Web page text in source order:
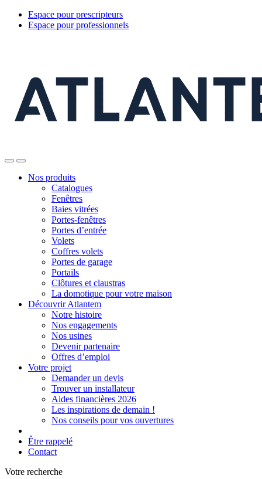
Espace pour prescripteurs
Espace pour professionnels
Nos produits
Catalogues
Fenêtres
Baies vitrées
Portes-fenêtres
Portes d’entrée
Volets
Coffres volets
Portes de garage
Portails
Clôtures et claustras
La domotique pour votre maison
Découvrir Atlantem
Notre histoire
Nos engagements
Nos usines
Devenir partenaire
Offres d’emploi
Votre projet
Demander un devis
Trouver un installateur
Aides financières 2026
Les inspirations de demain !
Nos conseils pour vos ouvertures
Être rappelé
Contact
Votre recherche